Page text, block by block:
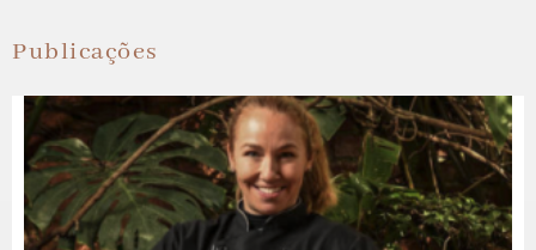
Publicações